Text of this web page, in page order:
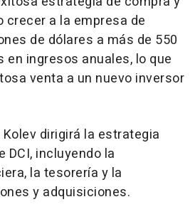
crecer a la empresa de
de dólares a más de 550
en ingresos anuales, lo que
venta a un nuevo inversor
dirigirá la estrategia
DCI, incluyendo la
la tesorería y la
y adquisiciones.